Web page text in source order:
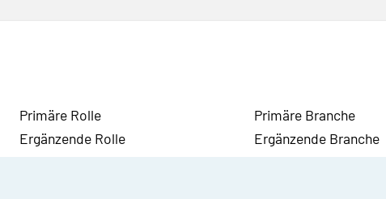
Primäre Rolle
Ergänzende Rolle
Primäre Branche
Ergänzende Branche